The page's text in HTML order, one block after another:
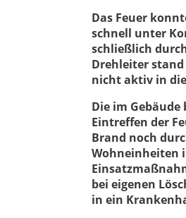
Das Feuer
schnell unter
schließlich
Drehleiter
nicht aktiv in
Die im
Eintreffen der
Brand noch
Wohneinheiten
bei eigenen
in ein